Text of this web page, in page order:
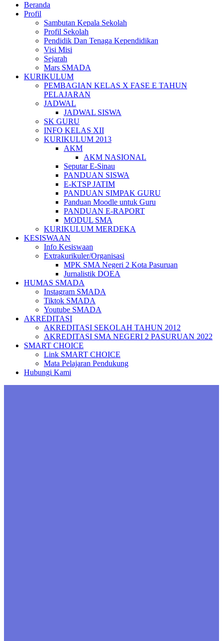
Beranda
Profil
Sambutan Kepala Sekolah
Profil Sekolah
Pendidik Dan Tenaga Kependidikan
Visi Misi
Sejarah
Mars SMADA
KURIKULUM
PEMBAGIAN KELAS X FASE E TAHUN
PELAJARAN
JADWAL
JADWAL SISWA
SK GURU
INFO KELAS XII
KURIKULUM 2013
AKM
AKM NASIONAL
Seputar E-Sinau
PANDUAN SISWA
E-KTSP JATIM
PANDUAN SIMPAK GURU
Panduan Moodle untuk Guru
PANDUAN E-RAPORT
MODUL SMA
KURIKULUM MERDEKA
KESISWAAN
Info Kesiswaan
Extrakurikuler/Organisasi
MPK SMA Negeri 2 Kota Pasuruan
Jurnalistik DOEA
HUMAS SMADA
Instagram SMADA
Tiktok SMADA
Youtube SMADA
AKREDITASI
AKREDITASI SEKOLAH TAHUN 2012
AKREDITASI SMA NEGERI 2 PASURUAN 2022
SMART CHOICE
Link SMART CHOICE
Mata Pelajaran Pendukung
Hubungi Kami